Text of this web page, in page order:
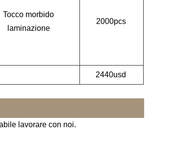
Tocco morbido
laminazione
2000pcs
2440usd
lavorare con noi.